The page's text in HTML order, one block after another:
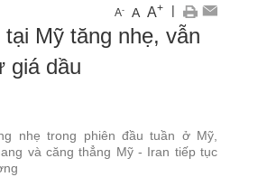
A- A A+ |
Mỹ tăng nhẹ, vẫn
giá dầu
nhẹ trong phiên đầu tuần ở Mỹ,
và căng thẳng Mỹ - Iran tiếp tục